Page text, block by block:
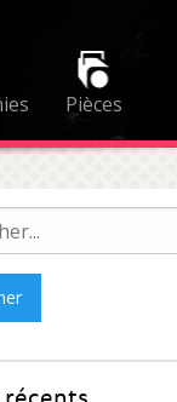
Pièces